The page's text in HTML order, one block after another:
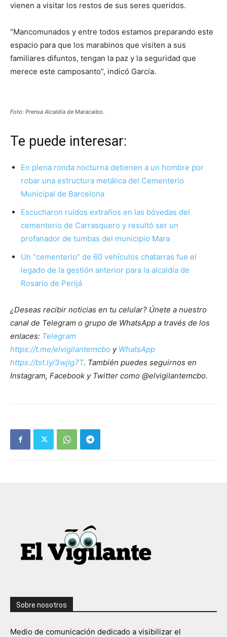
vienen a visitar los restos de sus seres queridos.
“Mancomunados y entre todos estamos preparando este
espacio para que los marabinos que visiten a sus
familiares difuntos, tengan la paz y la seguridad que
merece este camposanto”, indicó García.
Foto: Prensa Alcaldía de Maracaibo.
Te puede interesar:
En plena ronda nocturna detienen a un hombre por
robar una estructura metálica del Cementerio
Municipal de Barcelona
Escucharon ruidos extraños en las bóvedas del
cementerio de Carrasquero y resultó ser un
profanador de tumbas del municipio Mara
Un “cementerio” de 60 vehículos chatarras fue el
legado de la gestión anterior para la alcaldía de
Rosario de Perijá
¿Deseas recibir noticias en tu celular? Únete a nuestro
canal de Telegram o grupo de WhatsApp a través de los
enlaces: Telegram
https://t.me/elvigilantemcbo y WhatsApp
https://bit.ly/3wjIg7T. También puedes seguirnos en
Instagram, Facebook y Twitter como @elvigilantemcbo.
Sobre nosotros
Medio de comunicación dedicado a visibilizar el